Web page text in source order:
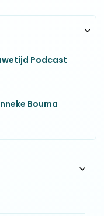
Podcast
Bouma